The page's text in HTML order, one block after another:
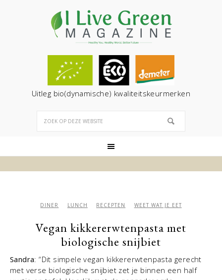
Uitleg bio(dynamische) kwaliteitskeurmerken
DINER LUNCH RECEPTEN WEET WAT JE EET
Vegan kikkererwtenpasta met
biologische snijbiet
Sandra: “Dit simpele vegan kikkererwtenpasta gerecht
met verse biologische snijbiet zet je binnen een half